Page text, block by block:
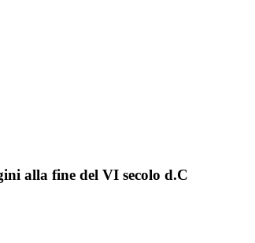
alla fine del VI secolo d.C